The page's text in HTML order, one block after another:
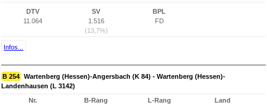
DTV
11.064
SV
1.516
(13,7%)
BPL
FD
Infos...
B 254 Wartenberg (Hessen)-Angersbach (K 84) - Wartenberg (Hessen)-
Landenhausen (L 3142)
Nr.
B-Rang
L-Rang
Land